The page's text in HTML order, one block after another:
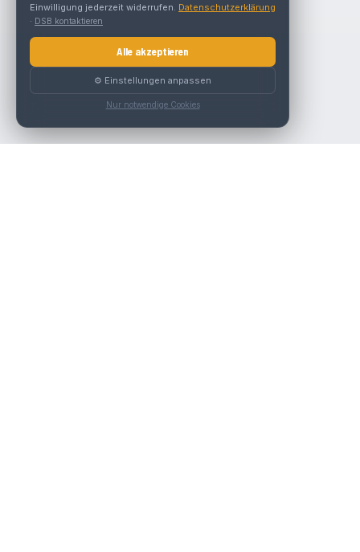
Einwilligung jederzeit widerrufen. Datenschutzerklärung
· DSB kontaktieren
Alle akzeptieren
⚙️ Einstellungen anpassen
Nur notwendige Cookies